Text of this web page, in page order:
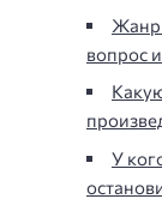
Жанр
вопрос
У